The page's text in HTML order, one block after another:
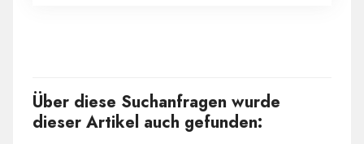
Über diese Suchanfragen wurde
dieser Artikel auch gefunden: